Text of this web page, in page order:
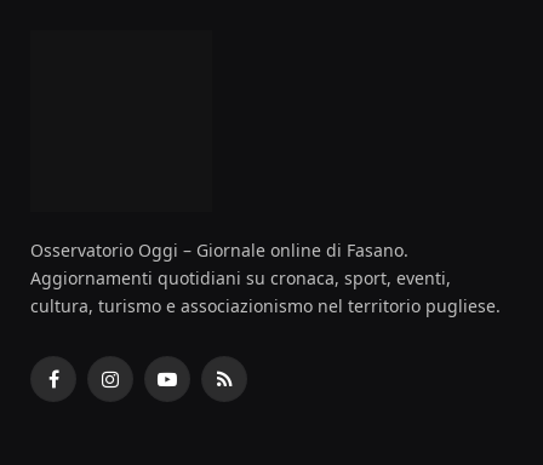
Osservatorio Oggi – Giornale online di Fasano.
Aggiornamenti quotidiani su cronaca, sport, eventi,
cultura, turismo e associazionismo nel territorio pugliese.
FacebookInstagramYouTubeRSS